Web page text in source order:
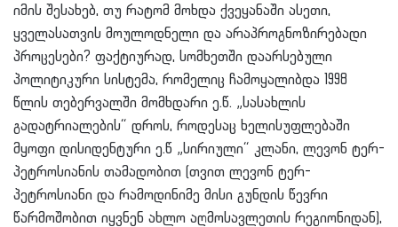
იმის შესახებ, თუ რატომ მოხდა ქვეყანაში ასეთი,
ყველასათვის მოულოდნელი და არაპროგნოზირებადი
პროცესები? ფაქტიურად, სომხეთში დაარსებული
პოლიტიკური სისტემა, რომელიც ჩამოყალიბდა 1998
წლის თებერვალში მომხდარი ე.წ. „სასახლის
გადატრიალების“ დროს, როდესაც ხელისუფლებაში
მყოფი დისიდენტური ე.წ „სირიული“ კლანი, ლევონ ტერ-
პეტროსიანის თამადობით (თვით ლევონ ტერ-
პეტროსიანი და რამოდინიმე მისი გუნდის წევრი
წარმოშობით იყვნენ ახლო აღმოსავლეთის რეგიონიდან),